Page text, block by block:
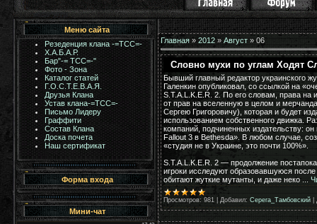
Меню сайта
Резеденция клана -=ТСС=-
Х.А.Б.А.Р.
Бар"-= TCC=-"
Фото - Зона
Каталог статей
Г.О.С.Т.Е.В.А.Я.
Друзья Клана
Устав клана-=ТСС=-
Письмо Лидеру
Граффити
Состав Клана
Доска почета
Наш сертификат
Форма входа
Мини-чат
Главная » 2012 » Август » 06
Словно мухи по углам Ходят
Бывший главный редактор украинского
Галенкин опубликовал, со ссылкой на
S.T.A.L.K.E.R. 2. По его словам, права на
от прав на вселенную в целом и
Сергею Григоровичу), которая и будет
использованием собственного движка.
компаний, подчиненных издательству:
Fallout 3 в Bethesda». В любом случае,
«студия не в Украине, это почти 100%».
S.T.A.L.K.E.R. 2 — продолжение
игроки исследуют образовавшуюся
обитают жуткие мутанты, и даже неко
Просмотров: 981 Добавил: Серега_Тамбовский